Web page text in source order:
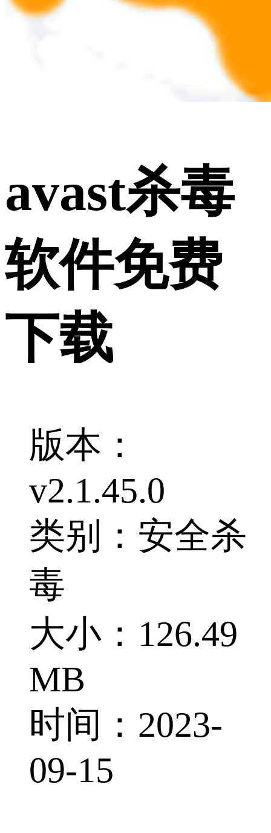
avast杀毒
软件免费
下载
版本：
v2.1.45.0
类别：安全杀
毒
大小：126.49
MB
时间：2023-
09-15